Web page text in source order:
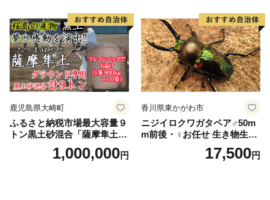
鹿児島県大崎町
ふるさと納税市場最大容量９
トン黒土砂混合「薩摩隼土」
（夢と感動の演出のグラウン
1,000,000円
香川県東かがわ市
ニジイロクワガタペア♂50m
m前後・♀お任せ 生き物生き
17,500円